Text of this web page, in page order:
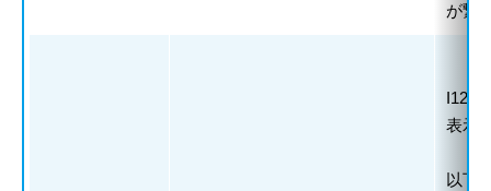
が繋
I12エ
表示
以下